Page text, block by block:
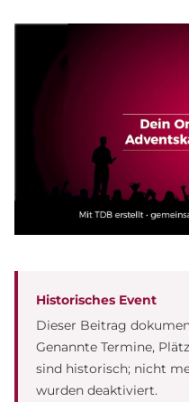
Historisches Event
Dieser Beitrag
Genannte Termine,
sind historisch; nicht
wurden deaktiviert.